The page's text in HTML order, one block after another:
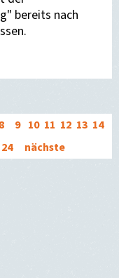
bereits nach
8 9 10 11 12 13 14
24 nächste